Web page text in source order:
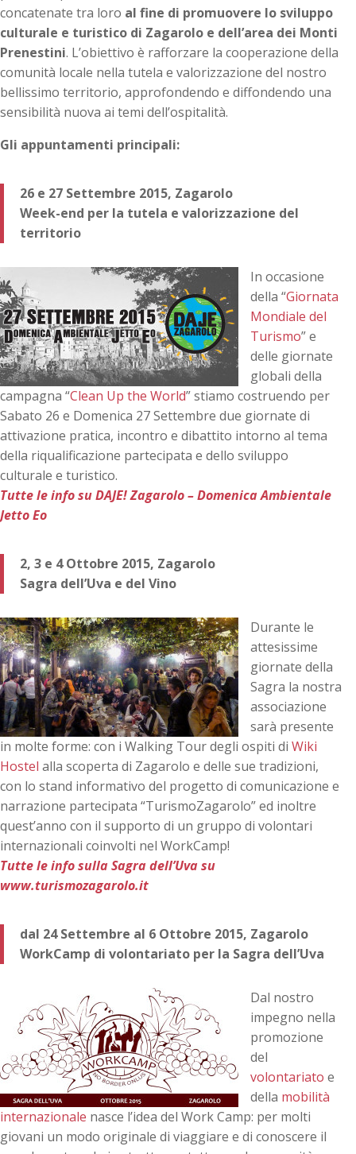
concatenate tra loro al fine di promuovere lo sviluppo
culturale e turistico di Zagarolo e dell’area dei Monti
Prenestini. L’obiettivo è rafforzare la cooperazione della
comunità locale nella tutela e valorizzazione del nostro
bellissimo territorio, approfondendo e diffondendo una
sensibilità nuova ai temi dell’ospitalità.
Gli appuntamenti principali:
26 e 27 Settembre 2015, Zagarolo
Week-end per la tutela e valorizzazione del
territorio
In occasione
della “Giornata
Mondiale del
Turismo” e
delle giornate
globali della
campagna “Clean Up the World” stiamo costruendo per
Sabato 26 e Domenica 27 Settembre due giornate di
attivazione pratica, incontro e dibattito intorno al tema
della riqualificazione partecipata e dello sviluppo
culturale e turistico.
Tutte le info su DAJE! Zagarolo – Domenica Ambientale
Jetto Eo
2, 3 e 4 Ottobre 2015, Zagarolo
Sagra dell’Uva e del Vino
Durante le
attesissime
giornate della
Sagra la nostra
associazione
sarà presente
in molte forme: con i Walking Tour degli ospiti di Wiki
Hostel alla scoperta di Zagarolo e delle sue tradizioni,
con lo stand informativo del progetto di comunicazione e
narrazione partecipata “TurismoZagarolo” ed inoltre
quest’anno con il supporto di un gruppo di volontari
internazionali coinvolti nel WorkCamp!
Tutte le info sulla Sagra dell’Uva su
www.turismozagarolo.it
dal 24 Settembre al 6 Ottobre 2015, Zagarolo
WorkCamp di volontariato per la Sagra dell’Uva
Dal nostro
impegno nella
promozione
del
volontariato e
della mobilità
internazionale nasce l’idea del Work Camp: per molti
giovani un modo originale di viaggiare e di conoscere il